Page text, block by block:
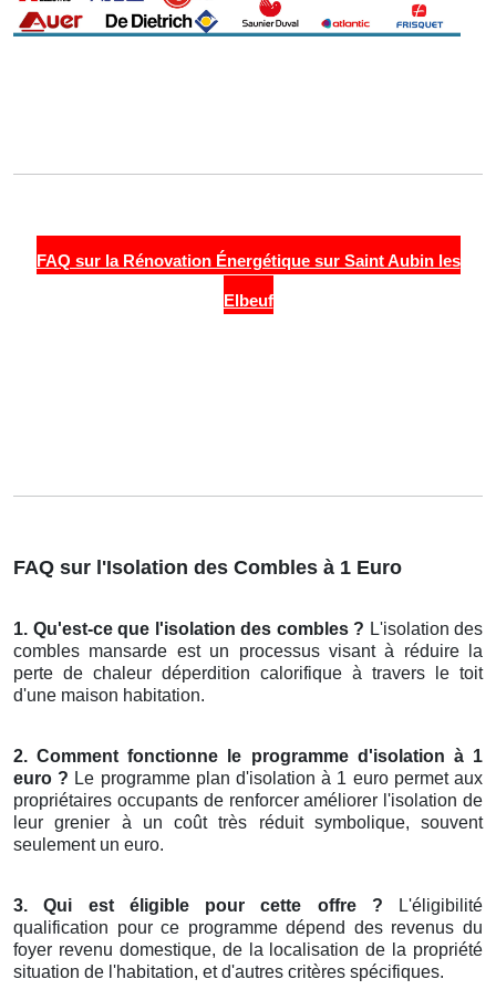
FAQ sur la Rénovation Énergétique sur Saint Aubin les
Elbeuf
FAQ sur l'Isolation des Combles à 1 Euro
1. Qu'est-ce que l'isolation des combles ? L'isolation des
combles mansarde est un processus visant à réduire la
perte de chaleur déperdition calorifique à travers le toit
d'une maison habitation.
2. Comment fonctionne le programme d'isolation à 1
euro ? Le programme plan d'isolation à 1 euro permet aux
propriétaires occupants de renforcer améliorer l'isolation de
leur grenier à un coût très réduit symbolique, souvent
seulement un euro.
3. Qui est éligible pour cette offre ? L'éligibilité
qualification pour ce programme dépend des revenus du
foyer revenu domestique, de la localisation de la propriété
situation de l'habitation, et d'autres critères spécifiques.